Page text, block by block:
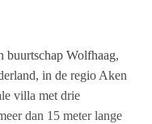
buurtschap Wolfhaag,
in de regio Aken
villa met drie
dan 15 meter lange